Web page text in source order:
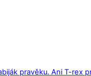
pravěku. Ani T-rex